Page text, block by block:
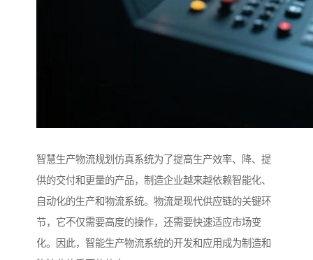
智慧生产物流规划仿真系统为了提高生产效率、降、提
供的交付和更量的产品，制造企业越来越依赖智能化、
自动化的生产和物流系统。物流是现代供应链的关键环
节，它不仅需要高度的操作，还需要快速适应市场变
化。因此，智能生产物流系统的开发和应用成为制造和